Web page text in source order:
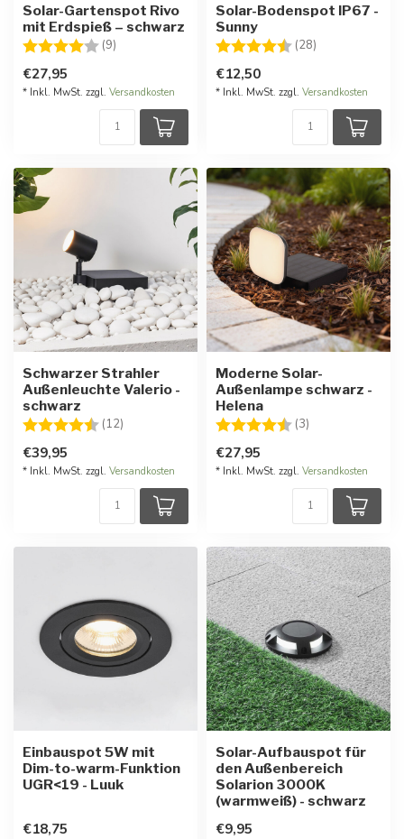
Solar-Gartenspot Rivo
mit Erdspieß – schwarz
Bewertung:
(9) 4.0 von 5 Sternen
€27,95
* Inkl. MwSt. zzgl. Versandkosten
Solar-Bodenspot IP67 -
Sunny
Bewertung:
(28)
€12,50
* Inkl. MwSt. zzgl. Versandkosten
Schwarzer Strahler
Außenleuchte Valerio -
schwarz
Bewertung:
(12) 4.3 von 5 Sternen
€39,95
* Inkl. MwSt. zzgl. Versandkosten
Moderne Solar-
Außenlampe schwarz -
Helena
Bewertung:
(3)
€27,95
* Inkl. MwSt. zzgl. Versandkosten
Einbauspot 5W mit
Dim-to-warm-Funktion
UGR<19 - Luuk
€18,75
Solar-Aufbauspot für
den Außenbereich
Solarion 3000K
(warmweiß) - schwarz
€9,95